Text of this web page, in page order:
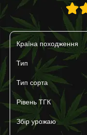
Країна походження
Тип
Тип сорта
Рівень ТГК
Збір урожаю